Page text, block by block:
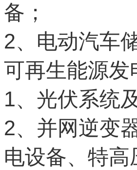
备；
2、电动汽车
可再生能源发
1、光伏系统
2、并网逆变
电设备、特